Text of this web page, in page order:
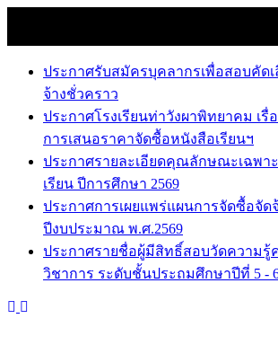
content
ประกาศรับสมัครบุคลากรเพื่อสอบคัด
จ้างชั่วคราว
ประกาศโรงเรียนท่าวังผาพิทยาคม เรื่
การเสนอราคาจัดซื้อหนังสือเรียนฯ
ประกาศรายละเอียดคุณลักษณะเฉพา
เรียน ปีการศึกษา 2569
ประกาศการเผยแพร่แผนการจัดซื้อจัด
ปีงบประมาณ พ.ศ.2569
ประกาศรายชื่อผู้มีสิทธิ์สอบวัดความรู้
วิชาการ ระดับชั้นประถมศึกษาปีที่ 5 -